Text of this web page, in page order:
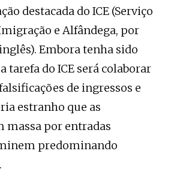
destacada do ICE (Serviço
e Alfândega, por
Embora tenha sido
tarefa do ICE será colaborar
de ingressos e
estranho que as
massa por entradas
predominando